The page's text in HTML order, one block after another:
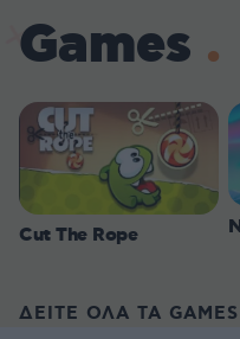
Games
Cut The Rope
ΔΕΙΤΕ ΟΛΑ ΤΑ GAMES